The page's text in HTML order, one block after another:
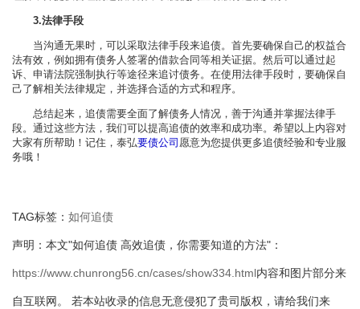
3.法律手段
当沟通无果时，可以采取法律手段来追债。首先要确保自己的权益合
法有效，例如拥有债务人签署的借款合同等相关证据。然后可以通过起
诉、申请法院强制执行等途径来追讨债务。在使用法律手段时，要确保自
己了解相关法律规定，并选择合适的方式和程序。
总结起来，追债需要全面了解债务人情况，善于沟通并掌握法律手
段。通过这些方法，我们可以提高追债的效率和成功率。希望以上内容对
大家有所帮助！记住，泰弘要债公司 愿意为您提供更多追债经验和专业服
务哦！
TAG标签： 如何追债
声明：本文"如何追债 高效追债，你需要知道的方法"：
https://www.chunrong56.cn/cases/show334.html内容和图片部分来
自互联网。 若本站收录的信息无意侵犯了贵司版权，请给我们来